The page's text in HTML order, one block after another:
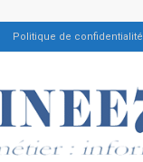
Politique de confidentialité